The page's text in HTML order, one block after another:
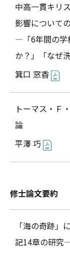
中高一貫キリ
影響について
―「6年間の学
か？」「なぜ
箕口 窓香
トーマス・Ｆ
論
平澤 巧
修士論文要約
「海の奇跡
記14章の研究